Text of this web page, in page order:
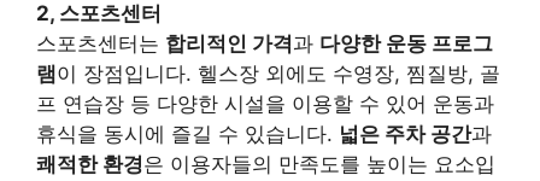
2, 스포츠센터
스포츠센터는 합리적인 가격과 다양한 운동 프로그
램이 장점입니다. 헬스장 외에도 수영장, 찜질방, 골
프 연습장 등 다양한 시설을 이용할 수 있어 운동과
휴식을 동시에 즐길 수 있습니다. 넓은 주차 공간과
쾌적한 환경은 이용자들의 만족도를 높이는 요소입